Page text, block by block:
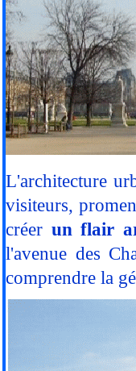
L'architecture
visiteurs,
créer un flair
l'avenue des
comprendre la